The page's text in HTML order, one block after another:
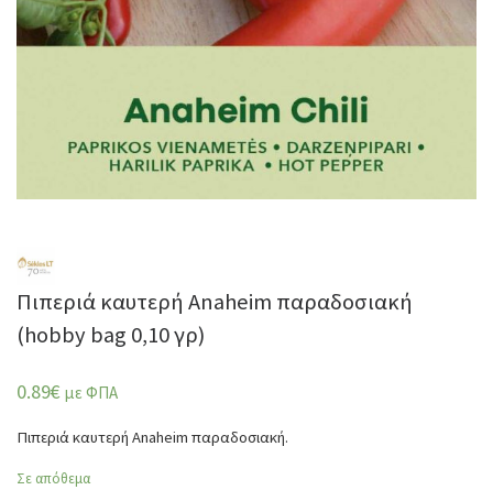
Πιπεριά καυτερή Anaheim παραδοσιακή
(hobby bag 0,10 γρ)
0.89€ με ΦΠΑ
Πιπεριά καυτερή Anaheim παραδοσιακή.
Σε απόθεμα